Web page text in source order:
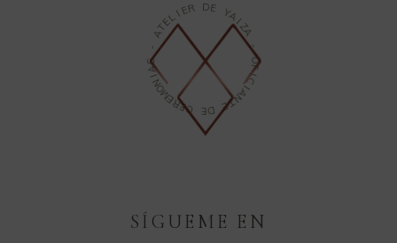
A
TELIE R D E
Y
A
I
Z
A
-
O
F
I
C
I
A
N
T
E
D
E
C
E
R
E
M
O
N
I
A
S
-
SÍGUEME EN